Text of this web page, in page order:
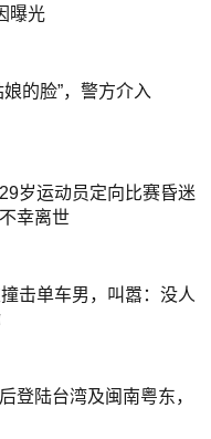
曝光
的脸”，警方介入
岁运动员定向比赛昏迷
幸离世
击单车男，叫嚣：没人
登陆台湾及闽南粤东，